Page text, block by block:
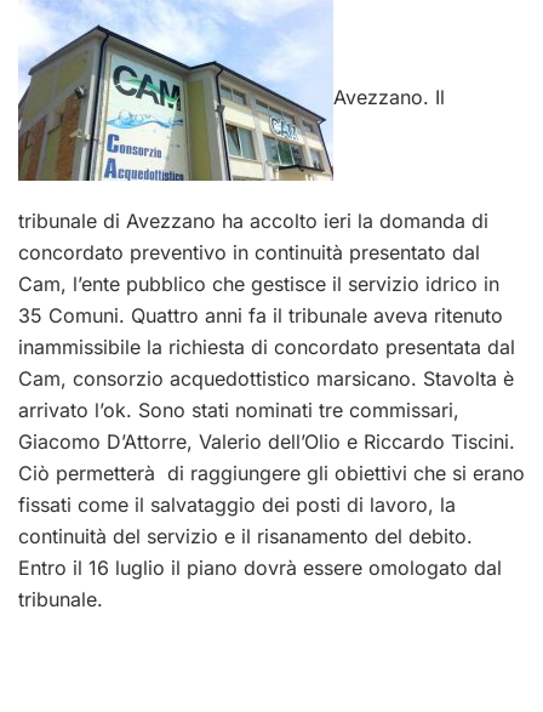
Avezzano. Il
tribunale di Avezzano ha accolto ieri la domanda di
concordato preventivo in continuità presentato dal
Cam, l’ente pubblico che gestisce il servizio idrico in
35 Comuni. Quattro anni fa il tribunale aveva ritenuto
inammissibile la richiesta di concordato presentata dal
Cam, consorzio acquedottistico marsicano. Stavolta è
arrivato l’ok. Sono stati nominati tre commissari,
Giacomo D’Attorre, Valerio dell’Olio e Riccardo Tiscini.
Ciò permetterà di raggiungere gli obiettivi che si erano
fissati come il salvataggio dei posti di lavoro, la
continuità del servizio e il risanamento del debito.
Entro il 16 luglio il piano dovrà essere omologato dal
tribunale.